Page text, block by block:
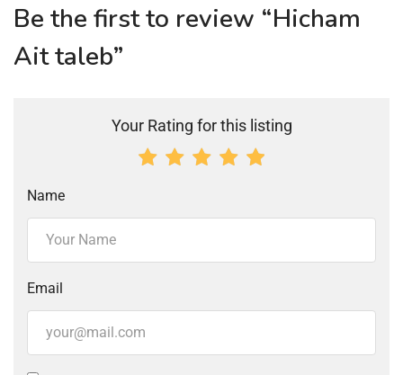
Be the first to review “Hicham
Ait taleb”
Your Rating for this listing
Name
Email